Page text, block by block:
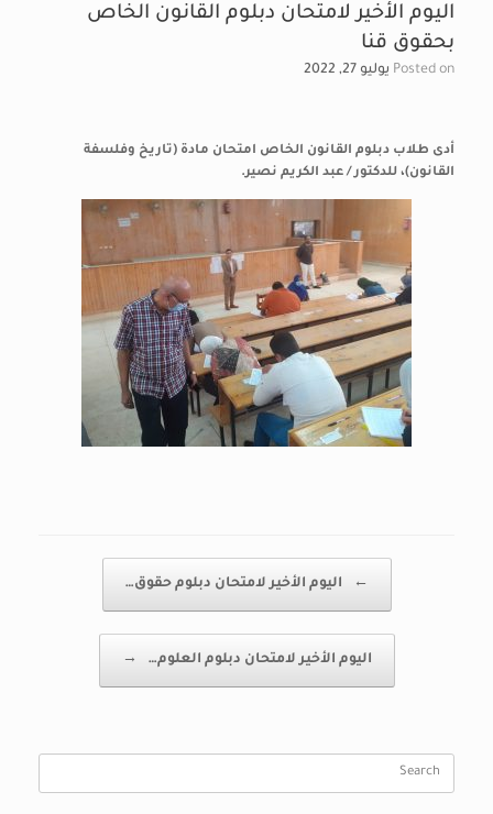
اليوم الأخير لامتحان دبلوم القانون الخاص
بحقوق قنا
Posted on يوليو 27, 2022
أدى طلاب دبلوم القانون الخاص امتحان مادة (تاريخ وفلسفة
القانون)، للدكتور / عبد الكريم نصير.
← اليوم الأخير لامتحان دبلوم حقوق…
اليوم الأخير لامتحان دبلوم العلوم… →
Search